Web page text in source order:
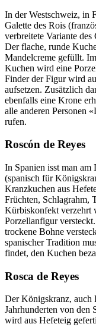
In der Westschweiz, in
Galette des Rois
verbreitete Variante des
Der flache, runde
Mandelcreme gefüllt.
Kuchen wird eine
Finder der Figur wird
aufsetzen. Zusätzlich
ebenfalls eine Krone
alle anderen Personen
rufen.
Roscón de Reyes
In Spanien isst man am
(spanisch für
Kranzkuchen aus
Früchten, Schlagrahm,
Kürbiskonfekt verzehrt
Porzellanfigur
trockene Bohne
spanischer Tradition
findet, den Kuchen
Rosca de Reyes
Der Königskranz, auch
Jahrhunderten von
wird aus Hefeteig